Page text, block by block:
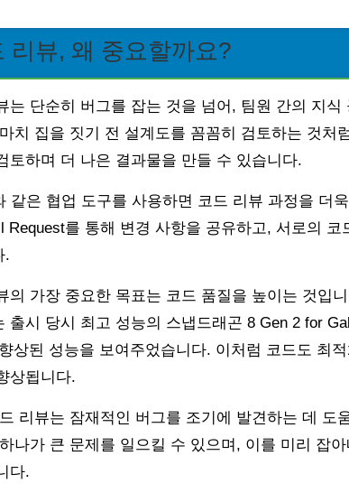
리뷰, 왜 중요할까요?
는 단순히 버그를 잡는 것을 넘어, 팀원 간의 지
치 집을 짓기 전 설계도를 꼼꼼히 검토하는 것처
토하며 더 나은 결과물을 만들 수 있습니다.
같은 협업 도구를 사용하면 코드 리뷰 과정을 더
Request를 통해 변경 사항을 공유하고, 서로의
.
의 가장 중요한 목표는 코드 품질을 높이는 것입
출시 당시 최고 성능의 스냅드래곤 8 Gen 2 for
상된 성능을 보여주었습니다. 이처럼 코드도 최
상됩니다.
리뷰는 잠재적인 버그를 조기에 발견하는 데 도
나가 큰 문제를 일으킬 수 있으며, 이를 미리 잡
다.